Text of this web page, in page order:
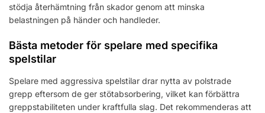
stödja återhämtning från skador genom att minska
belastningen på händer och handleder.
Bästa metoder för spelare med specifika
spelstilar
Spelare med aggressiva spelstilar drar nytta av polstrade
grepp eftersom de ger stötabsorbering, vilket kan förbättra
greppstabiliteten under kraftfulla slag. Det rekommenderas att